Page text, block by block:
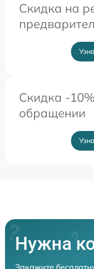
Скидка на
Скидка -
обращении
Нужна
Закажите